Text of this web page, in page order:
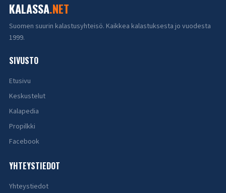
KALASSA.NET
Suomen suurin kalastusyhteisö. Kaikkea kalastuksesta jo vuodesta
1999.
SIVUSTO
Etusivu
Keskustelut
Kalapedia
Propilkki
Facebook
YHTEYSTIEDOT
Yhteystiedot